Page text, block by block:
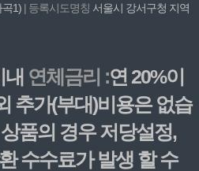
곡1) | 등록시도명칭 서울시 강서구청 지역
내 연체금리 :연 20%이
추가(부대)비용은 없습
품의 경우 저당설정,
수수료가 발생 할 수